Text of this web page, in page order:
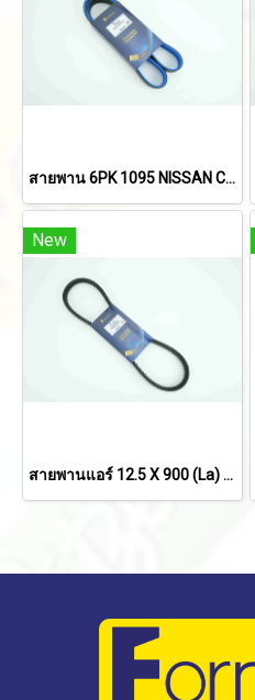
สายพาน 6PK 1095 NISSAN CEFIRO'94 2.0
New
สายพานแอร์ 12.5 X 900 (La) MITSUBISHI STRADA L200 เครื่องยนต์ 2.5cc เครื่อง 4D56/ TRITON'05 2.5